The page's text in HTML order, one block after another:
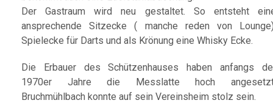
Der Gastraum wird neu gestaltet. So entsteht
ansprechende Sitzecke ( manche reden von
Spielecke für Darts und als Krönung eine Whisky Ecke.
Die Erbauer des Schützenhauses haben anfangs
1970er Jahre die Messlatte hoch
Bruchmühlbach konnte auf sein Vereinsheim stolz sein.